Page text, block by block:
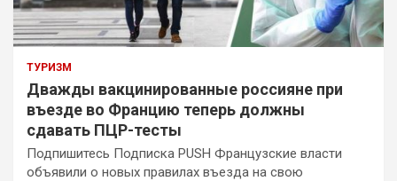
ТУРИЗМ
Дважды вакцинированные россияне при
въезде во Францию теперь должны
сдавать ПЦР-тесты
Подпишитесь Подписка PUSH Французские власти
объявили о новых правилах въезда на свою